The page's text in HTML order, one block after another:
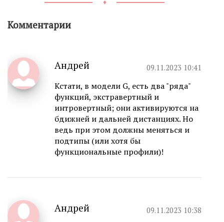
♦
Комментарии
Андрей 09.11.2023 10:41
Кстати, в модели G, есть два "ряда"
функций, экстравертный и
интровертный; они активируются на
бдижней и дальней дистанциях. Но
ведь при этом должны меняться и
подтипы (или хотя бы
функциональные профили)!
Андрей 09.11.2023 10:38